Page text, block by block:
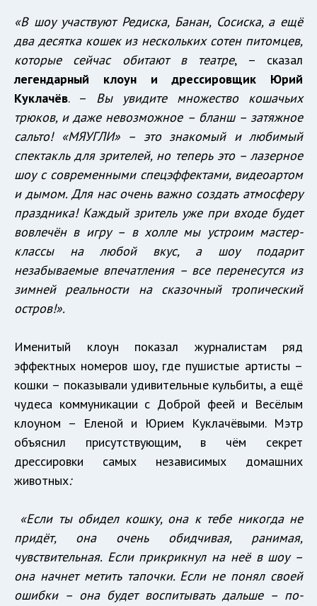
«В шоу участвуют Редиска, Банан, Сосиска, а ещё
два десятка кошек из нескольких сотен питомцев,
которые сейчас обитают в театре, – сказал
легендарный клоун и дрессировщик Юрий
Куклачёв. – Вы увидите множество кошачьих
трюков, и даже невозможное – бланш – затяжное
сальто! «МЯУГЛИ» – это знакомый и любимый
спектакль для зрителей, но теперь это – лазерное
шоу с современными спецэффектами, видеоартом
и дымом. Для нас очень важно создать атмосферу
праздника! Каждый зритель уже при входе будет
вовлечён в игру – в холле мы устроим мастер-
классы на любой вкус, а шоу подарит
незабываемые впечатления – все перенесутся из
зимней реальности на сказочный тропический
остров!».
Именитый клоун показал журналистам ряд
эффектных номеров шоу, где пушистые артисты –
кошки – показывали удивительные кульбиты, а ещё
чудеса коммуникации с Доброй феей и Весёлым
клоуном – Еленой и Юрием Куклачёвыми. Мэтр
объяснил присутствующим, в чём секрет
дрессировки самых независимых домашних
животных:
«Если ты обидел кошку, она к тебе никогда не
придёт, она очень обидчивая, ранимая,
чувствительная. Если прикрикнул на неё в шоу –
она начнет метить тапочки. Если не понял своей
ошибки – она будет воспитывать дальше – по-